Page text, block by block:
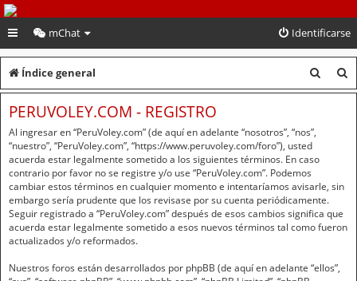
PeruVoley.com
mChat Identificarse
Índice general
u
u
r
PERUVOLEY.COM - REGISTRO
Al ingresar en “PeruVoley.com” (de aquí en adelante “nosotros”, “nos”,
“nuestro”, “PeruVoley.com”, “https://www.peruvoley.com/foro”), usted
acuerda estar legalmente sometido a los siguientes términos. En caso
contrario por favor no se registre y/o use “PeruVoley.com”. Podemos
cambiar estos términos en cualquier momento e intentaríamos avisarle, sin
embargo sería prudente que los revisase por su cuenta periódicamente.
Seguir registrado a “PeruVoley.com” después de esos cambios significa que
acuerda estar legalmente sometido a esos nuevos términos tal como fueron
actualizados y/o reformados.
Nuestros foros están desarrollados por phpBB (de aquí en adelante “ellos”,